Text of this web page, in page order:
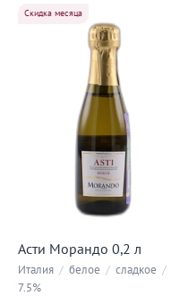
Скидка месяца
Асти Морандо 0,2 л
Италия / белое / сладкое /
7.5%